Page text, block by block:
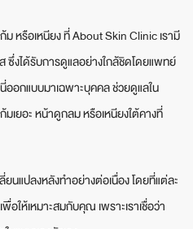
ม หรือเหนียง ที่ About Skin Clinic เรามี
ซึ่งได้รับการดูแลอย่างใกล้ชิดโดยแพทย์
ออกแบบมาเฉพาะบุคคล ช่วยดูแลใน
มเยอะ หน้าดูกลม หรือเหนียงใต้คางที่
ยนแปลงหลังทำอย่างต่อเนื่อง โดยที่แต่ละ
พื่อให้เหมาะสมกับคุณ เพราะเราเชื่อว่า